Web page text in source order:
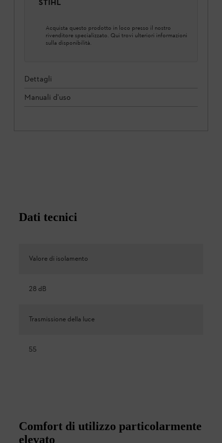
STIHL
Acquista questo prodotto in loco presso il nostro
rivenditore specializzato. Qui trovi ulteriori informazioni
sulla disponibilità.
Dettagli
Manuali d'uso
Dati tecnici
Valore di isolamento
28 dB
Trasmissione della luce
55
Comfort di utilizzo particolarmente
elevato